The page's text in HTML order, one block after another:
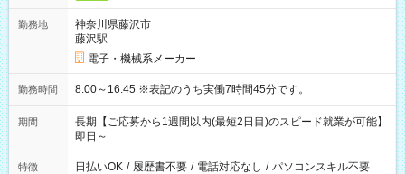
勤務地
神奈川県藤沢市
藤沢駅
電子・機械系メーカー
勤務時間 8:00～16:45 ※表記のうち実働7時間45分です。
期間
長期【ご応募から1週間以内(最短2日目)のスピード就業が可能】
即日～
特徴 日払いOK / 履歴書不要 / 電話対応なし / パソコンスキル不要